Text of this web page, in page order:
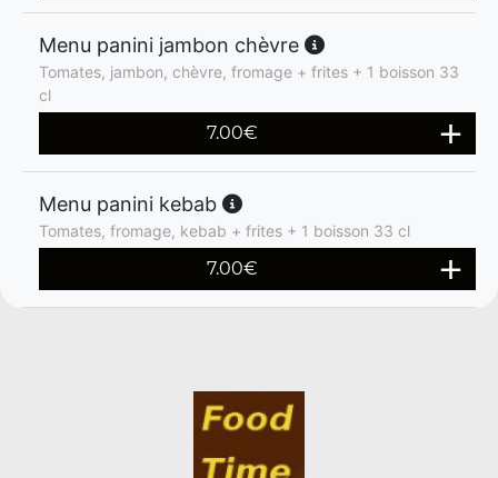
Menu panini jambon chèvre
Tomates, jambon, chèvre, fromage + frites + 1 boisson 33
cl
7.00€
Menu panini kebab
Tomates, fromage, kebab + frites + 1 boisson 33 cl
7.00€